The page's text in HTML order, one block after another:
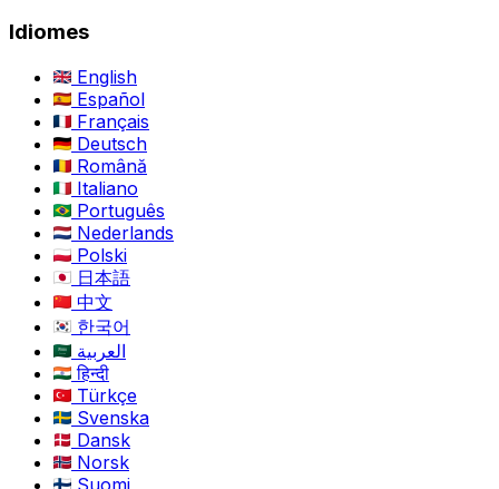
Idiomes
English
Español
Français
Deutsch
Română
Italiano
Português
Nederlands
Polski
日本語
中文
한국어
العربية
हिन्दी
Türkçe
Svenska
Dansk
Norsk
Suomi